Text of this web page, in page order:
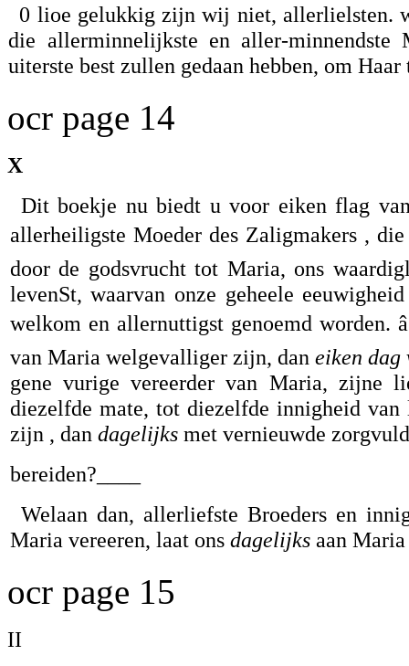
0 lioe gelukkig zijn wij niet, allerlielsten.
die allerminnelijkste en aller-
uiterste best zullen gedaan hebben, om Haar
ocr page 14
X
Dit boekje nu biedt u voor eiken flag
allerheiligste Moeder des Zaligmakers ,
door de godsvrucht tot Maria, ons
levenSt, waarvan onze geheele
welkom en allernuttigst genoemd worden.
van Maria welgevalliger zijn, dan eiken dag
gene vurige vereerder van Maria, zijne
diezelfde mate, tot diezelfde innigheid
zijn , dan dagelijksmet vernieuwde
bereiden?____
Welaan dan, allerliefste Broeders en
Maria vereeren, laat onsdagelijksaan Maria
ocr page 15
II